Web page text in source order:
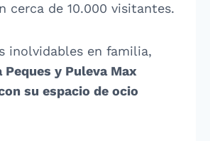
cerca de 10.000 visitantes.
inolvidables en familia,
Peques y Puleva Max
su espacio de ocio